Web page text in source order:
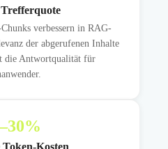
Trefferquote
verbessern in RAG-
der abgerufenen Inhalte
die Antwortqualität für
–30%